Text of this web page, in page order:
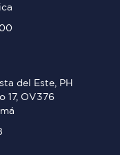
del Este, PH
17, OV376